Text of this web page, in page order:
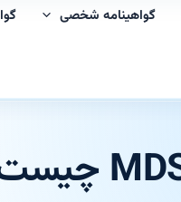
گواهینامه شخصی